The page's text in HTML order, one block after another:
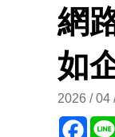
網
如
2026 / 04